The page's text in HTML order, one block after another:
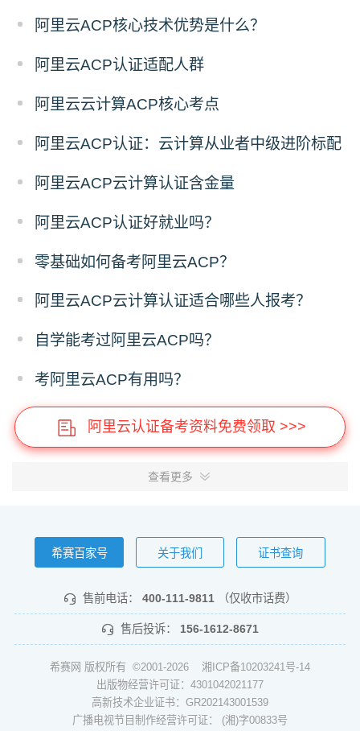
阿里云ACP核心技术优势是什么？
阿里云ACP认证适配人群
阿里云云计算ACP核心考点
阿里云ACP认证：云计算从业者中级进阶标配
阿里云ACP云计算认证含金量
阿里云ACP认证好就业吗？
零基础如何备考阿里云ACP？
阿里云ACP云计算认证适合哪些人报考？
自学能考过阿里云ACP吗？
考阿里云ACP有用吗？
阿里云认证备考资料免费领取 >>>
查看更多
希赛百家号 关于我们 证书查询
售前电话： 400-111-9811 （仅收市话费）
售后投诉： 156-1612-8671
希赛网 版权所有 ©2001-2026 湘ICP备10203241号-14
出版物经营许可证：4301042021177
高新技术企业证书：GR202143001539
广播电视节目制作经营许可证： (湘)字00833号